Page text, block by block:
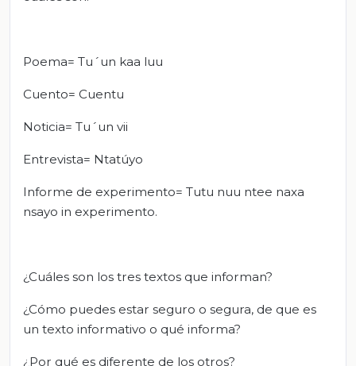
Poema= Tu´un kaa luu
Cuento= Cuentu
Noticia= Tu´un vii
Entrevista= Ntatúyo
Informe de experimento= Tutu nuu ntee naxa
nsayo in experimento.
¿Cuáles son los tres textos que informan?
¿Cómo puedes estar seguro o segura, de que es
un texto informativo o qué informa?
¿Por qué es diferente de los otros?